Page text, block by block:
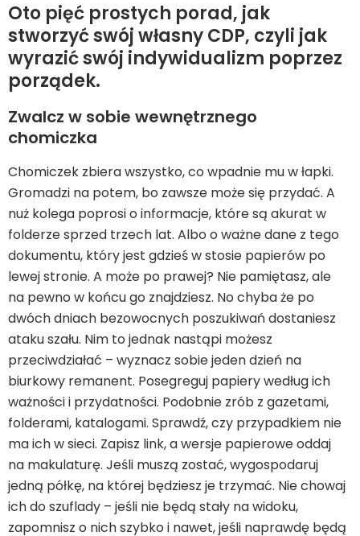
Oto pięć prostych porad, jak
stworzyć swój własny CDP, czyli jak
wyrazić swój indywidualizm poprzez
porządek.
Zwalcz w sobie wewnętrznego
chomiczka
Chomiczek zbiera wszystko, co wpadnie mu w łapki.
Gromadzi na potem, bo zawsze może się przydać. A
nuż kolega poprosi o informacje, które są akurat w
folderze sprzed trzech lat. Albo o ważne dane z tego
dokumentu, który jest gdzieś w stosie papierów po
lewej stronie. A może po prawej? Nie pamiętasz, ale
na pewno w końcu go znajdziesz. No chyba że po
dwóch dniach bezowocnych poszukiwań dostaniesz
ataku szału. Nim to jednak nastąpi możesz
przeciwdziałać – wyznacz sobie jeden dzień na
biurkowy remanent. Posegreguj papiery według ich
ważności i przydatności. Podobnie zrób z gazetami,
folderami, katalogami. Sprawdź, czy przypadkiem nie
ma ich w sieci. Zapisz link, a wersje papierowe oddaj
na makulaturę. Jeśli muszą zostać, wygospodaruj
jedną półkę, na której będziesz je trzymać. Nie chowaj
ich do szuflady – jeśli nie będą stały na widoku,
zapomnisz o nich szybko i nawet, jeśli naprawdę będą